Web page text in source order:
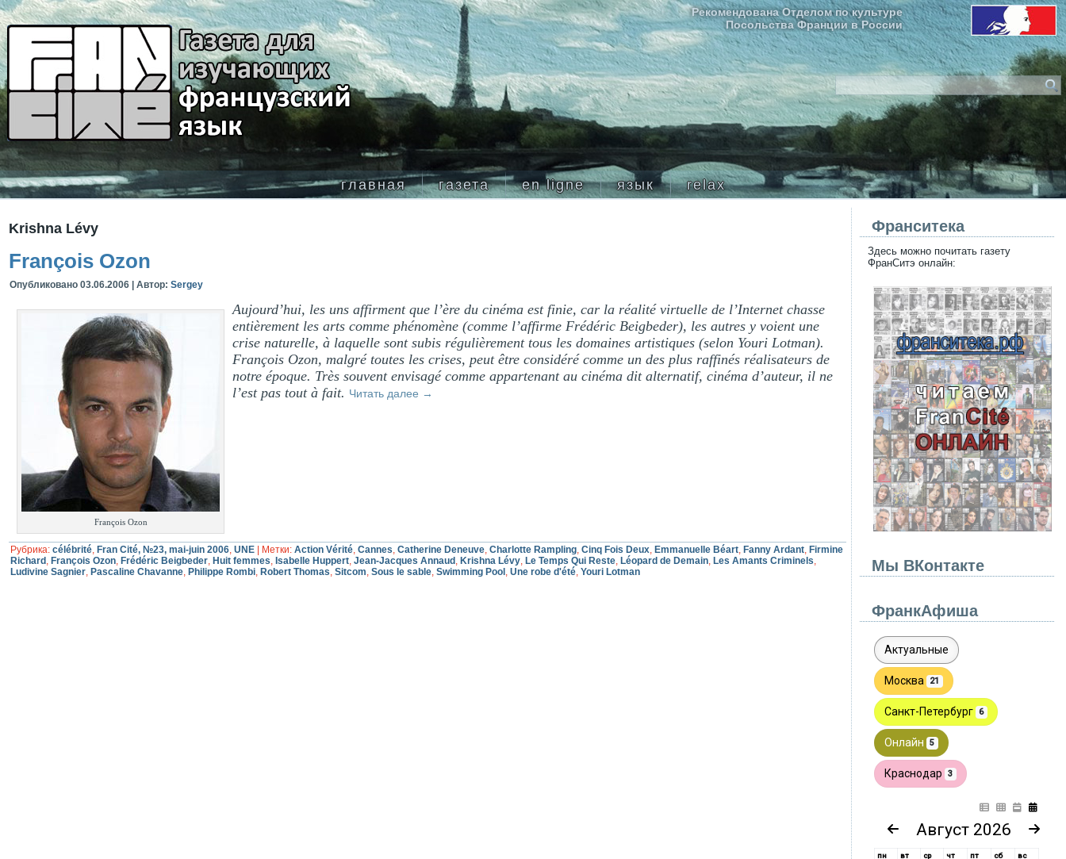
Рекомендована Отделом по культуре
Посольства Франции в России
главная газета en ligne язык relax
Krishna Lévy
François Ozon
Опубликовано 03.06.2006 Автор: Sergey
François Ozon
Aujourd’hui, les uns affirment que l’ère du cinéma est finie, car la réalité virtuelle de l’Internet chasse
entièrement les arts comme phénomène (comme l’affirme Frédéric Beigbeder), les autres y voient une
crise naturelle, à laquelle sont subis régulièrement tous les domaines artistiques (selon Youri Lotman).
François Ozon, malgré toutes les crises, peut être considéré comme un des plus raffinés réalisateurs de
notre époque. Très souvent envisagé comme appartenant au cinéma dit alternatif, cinéma d’auteur, il ne
l’est pas tout à fait. Читать далее →
Рубрика: célébrité, Fran Cité, №23, mai-juin 2006, UNE Метки: Action Vérité, Cannes, Catherine Deneuve, Charlotte Rampling, Cinq Fois Deux, Emmanuelle Béart, Fanny Ardant, Firmine
Richard , François Ozon, Frédéric Beigbeder, Huit femmes, Isabelle Huppert, Jean-Jacques Annaud , Krishna Lévy, Le Temps Qui Reste, Léopard de Demain, Les Amants Criminels,
Ludivine Sagnier, Pascaline Chavanne, Philippe Rombi, Robert Thomas, Sitcom, Sous le sable, Swimming Pool , Une robe d'été, Youri Lotman
Франситека
Здесь можно почитать газету
ФранСитэ онлайн:
Мы ВКонтакте
ФранкАфиша